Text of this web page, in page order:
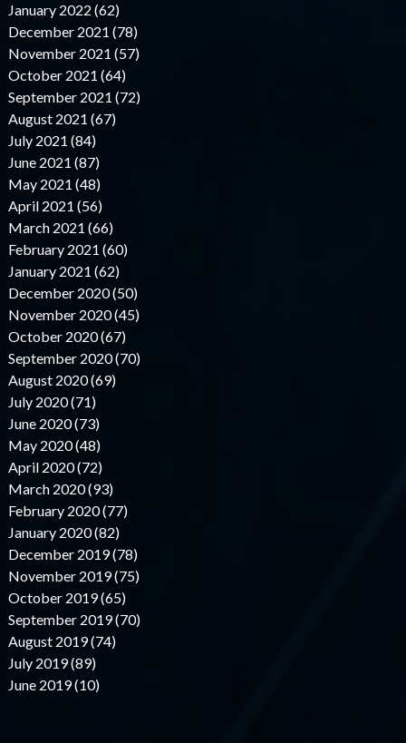
January 2022 (62)
December 2021 (78)
November 2021 (57)
October 2021 (64)
September 2021 (72)
August 2021 (67)
July 2021 (84)
June 2021 (87)
May 2021 (48)
April 2021 (56)
March 2021 (66)
February 2021 (60)
January 2021 (62)
December 2020 (50)
November 2020 (45)
October 2020 (67)
September 2020 (70)
August 2020 (69)
July 2020 (71)
June 2020 (73)
May 2020 (48)
April 2020 (72)
March 2020 (93)
February 2020 (77)
January 2020 (82)
December 2019 (78)
November 2019 (75)
October 2019 (65)
September 2019 (70)
August 2019 (74)
July 2019 (89)
June 2019 (10)